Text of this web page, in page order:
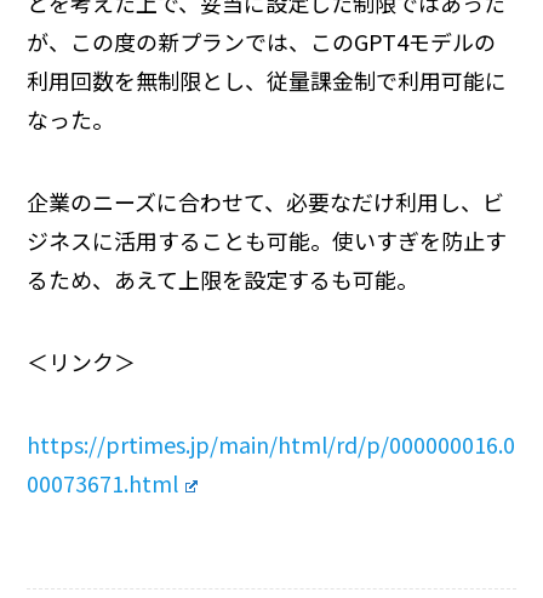
が、この度の新プランでは、このGPT4モデルの
利用回数を無制限とし、従量課金制で利用可能に
なった。
企業のニーズに合わせて、必要なだけ利用し、ビ
ジネスに活用することも可能。使いすぎを防止す
るため、あえて上限を設定するも可能。
＜リンク＞
https://prtimes.jp/main/html/rd/p/000000016.0
00073671.html